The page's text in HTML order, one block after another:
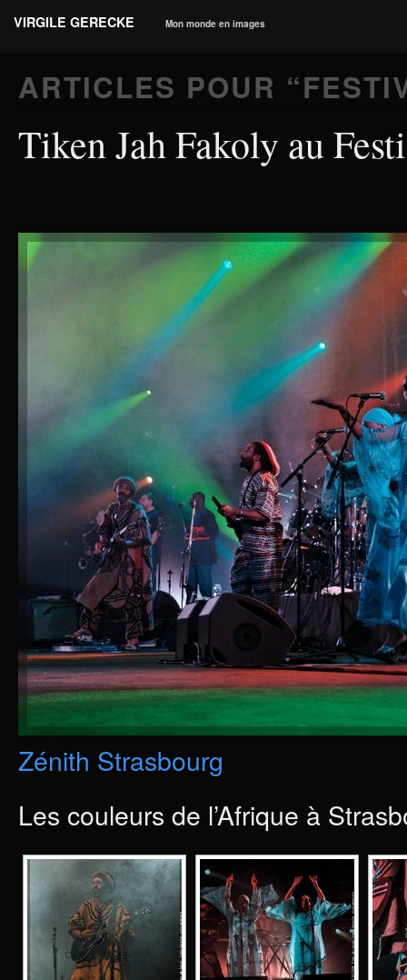
VIRGILE GERECKE Mon monde en images
ARTICLES POUR “
Tiken Jah Fakoly au
Zénith Strasbourg
Les couleurs de l’Afrique à